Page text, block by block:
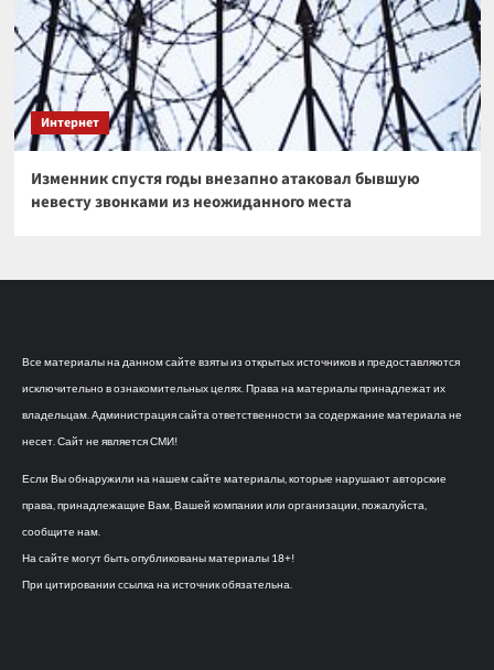
Интернет
Изменник спустя годы внезапно атаковал бывшую
невесту звонками из неожиданного места
Все материалы на данном сайте взяты из открытых источников и предоставляются
исключительно в ознакомительных целях. Права на материалы принадлежат их
владельцам. Администрация сайта ответственности за содержание материала не
несет. Сайт не является СМИ!
Если Вы обнаружили на нашем сайте материалы, которые нарушают авторские
права, принадлежащие Вам, Вашей компании или организации, пожалуйста,
сообщите нам.
На сайте могут быть опубликованы материалы 18+!
При цитировании ссылка на источник обязательна.